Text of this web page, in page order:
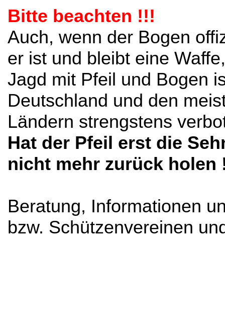
Bitte beachten !!!
Auch, wenn der Bogen
er ist und bleibt eine
Jagd mit Pfeil und Bogen
Deutschland und den
Ländern strengstens
Hat der Pfeil erst die
nicht mehr zurück holen
Beratung, Informationen
bzw. Schützenvereinen